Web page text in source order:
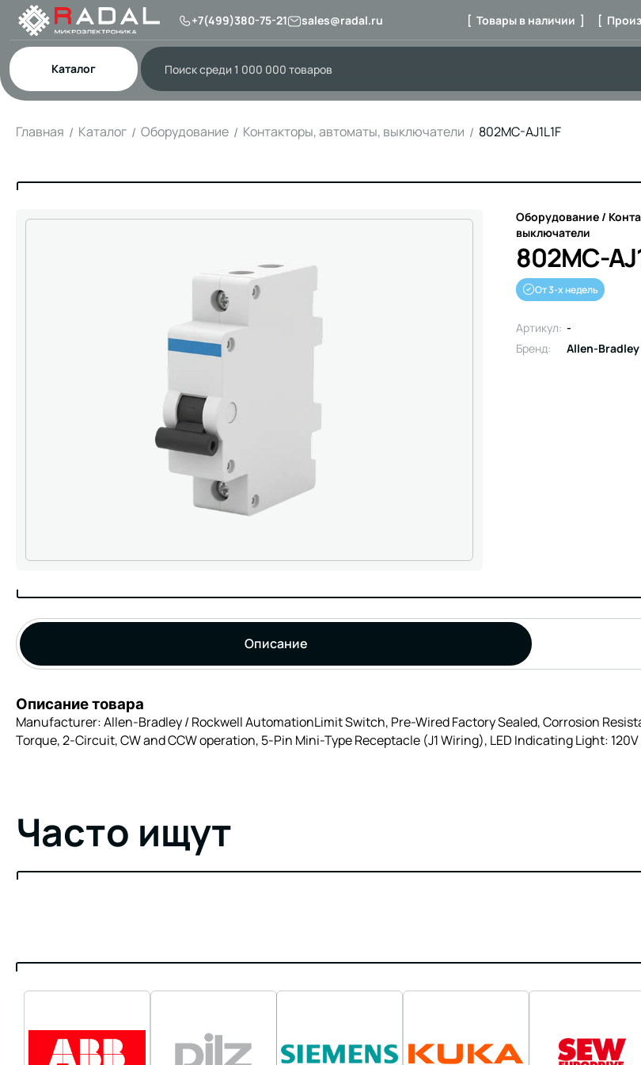
+7(499)380-75-21 sales@radal.ru [ Товары в наличии ] [
Каталог
Главная Каталог Оборудование Контакторы, автоматы, выключатели 802MC-AJ1L1F
Оборудование /
выключатели
802MC-
От 3-х недель
Артикул: -
Бренд:
Allen-
Описание
Описание товара
Manufacturer: Allen-Bradley / Rockwell AutomationLimit Switch, Pre-Wired Factory Sealed, Corrosion
Torque, 2-Circuit, CW and CCW operation, 5-Pin Mini-Type Receptacle (J1 Wiring), LED Indicating Light:
Часто ищут